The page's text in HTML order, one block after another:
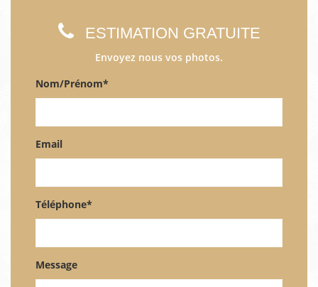
ESTIMATION GRATUITE
Envoyez nous vos photos.
Nom/Prénom*
Email
Téléphone*
Message